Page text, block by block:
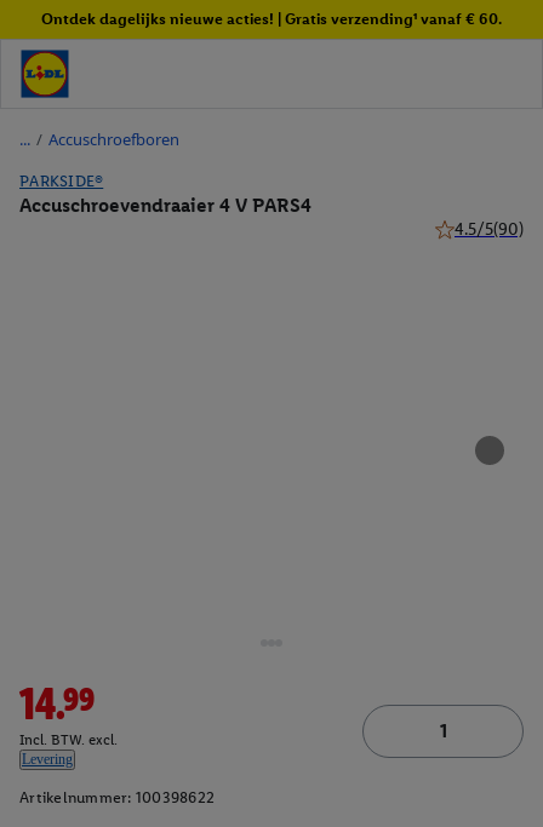
Ontdek dagelijks nieuwe acties! | Gratis verzending¹ vanaf € 60.
/ Accuschroefboren
PARKSIDE®
Accuschroevendraaier 4 V PARS4
4.5/5(90)
14.99
Incl. BTW. excl.
Levering
Artikelnummer: 100398622